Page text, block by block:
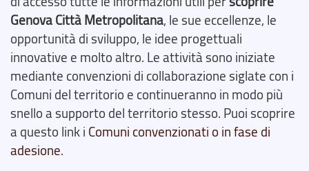
Genova Città Metropolitana, le sue eccellenze, le
opportunità di sviluppo, le idee progettuali
innovative e molto altro. Le attività sono iniziate
mediante convenzioni di collaborazione siglate con i
Comuni del territorio e continueranno in modo più
snello a supporto del territorio stesso. Puoi scoprire
a questo link i Comuni convenzionati o in fase di
adesione.